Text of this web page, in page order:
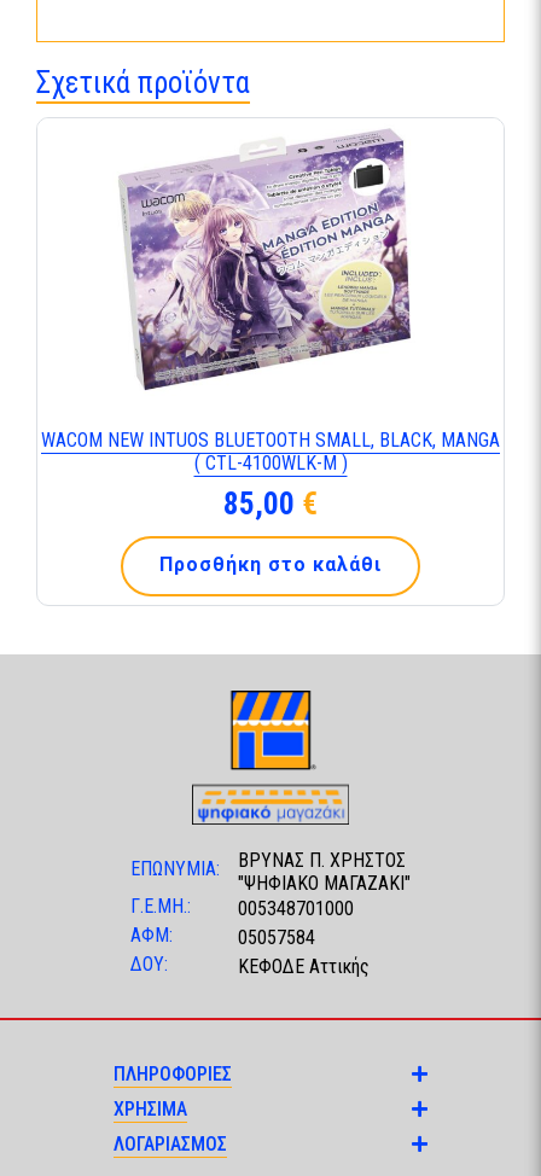
Σχετικά προϊόντα
WACOM NEW INTUOS BLUETOOTH SMALL, BLACK, MANGA
( CTL-4100WLK-M )
85,00 €
Προσθήκη στο καλάθι
ΕΠΩΝΥΜΙΑ:
ΒΡΥΝΑΣ Π. ΧΡΗΣΤΟΣ
"ΨΗΦΙΑΚΟ ΜΑΓΑΖΑΚΙ"
Γ.Ε.ΜΗ.:
005348701000
ΑΦΜ:
05057584
ΔΟΥ:
ΚΕΦΟΔΕ Αττικής
ΠΛΗΡΟΦΟΡΙΕΣ
ΧΡΗΣΙΜΑ
ΛΟΓΑΡΙΑΣΜΟΣ